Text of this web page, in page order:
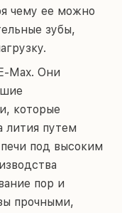
чему ее можно
зубы,
Max. Они
которые
лития путем
под высоким
пор и
прочными,